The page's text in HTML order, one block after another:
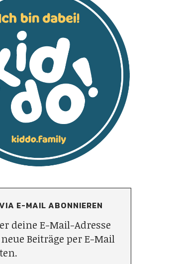
E-MAIL ABONNIEREN
deine E-Mail-Adresse
Beiträge per E-Mail